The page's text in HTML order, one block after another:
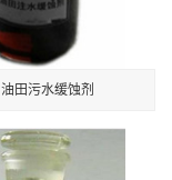
油田污水缓蚀剂